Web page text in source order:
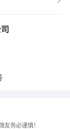
务必谨慎！